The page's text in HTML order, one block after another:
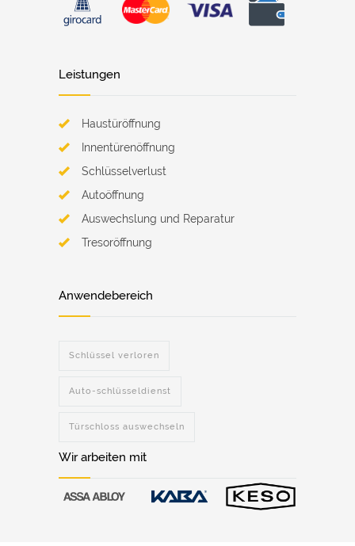
Leistungen
Haustüröffnung
Innentürenöffnung
Schlüsselverlust
Autoöffnung
Auswechslung und Reparatur
Tresoröffnung
Anwendebereich
Schlüssel verloren
Auto-schlüsseldienst
Türschloss auswechseln
Wir arbeiten mit